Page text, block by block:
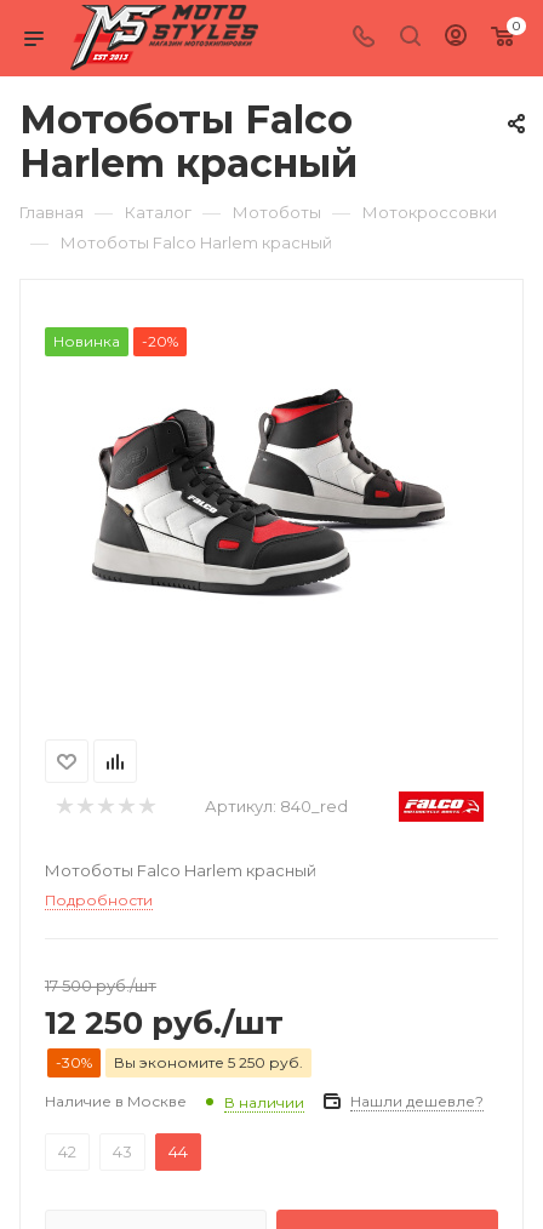
0
Мотоботы Falco
Harlem красный
Главная — Каталог — Мотоботы — Мотокроссовки
— Мотоботы Falco Harlem красный
Новинка -20%
Артикул: 840_red
Мотоботы Falco Harlem красный
Подробности
17 500руб./шт
12 250 руб./шт
-30% Вы экономите 5 250 руб.
Наличие в Москве В наличии Нашли дешевле?
42 43 44